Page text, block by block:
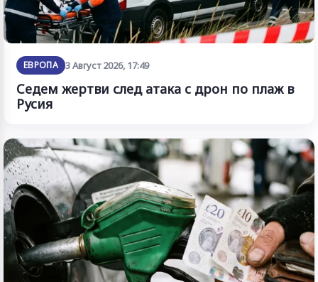
ЕВРОПА 3 Август 2026, 17:49
Седем жертви след атака с дрон по плаж в
Русия